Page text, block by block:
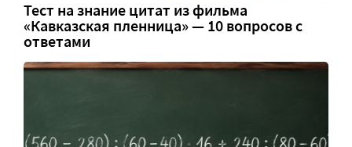
Тест на знание цитат из фильма
«Кавказская пленница» — 10 вопросов с
ответами